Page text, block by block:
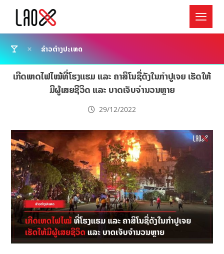
ຂ່າວຕ່າງປະເທດ
ເກີດເຫດໄຟໄໝ້ທີ່ໂຮງແຮມ ແລະ ຄາສິໂນຊື່ດັງໃນກຳປູເຈຍ ເຮັດໃຫ້
ມີຜູ້ເສຍຊີວິດ ແລະ ບາດເຈັບຈຳນວນຫຼາຍ
29/12/2022